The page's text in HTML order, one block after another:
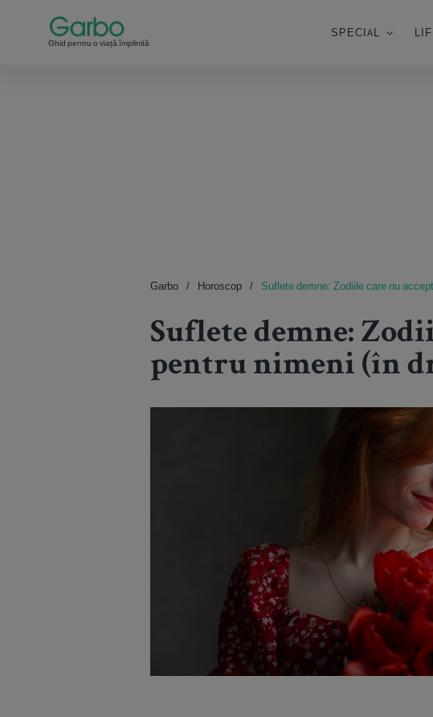
Ghid pentru o viață împlinită
SPECIAL
Garbo Horoscop Suflete demne: Zodiile care nu
Suflete demne:
pentru nimeni (în